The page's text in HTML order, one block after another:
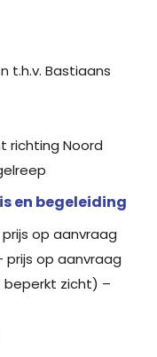
t.h.v. Bastiaans
richting Noord
en begeleiding
op aanvraag
op aanvraag
beperkt zicht) –